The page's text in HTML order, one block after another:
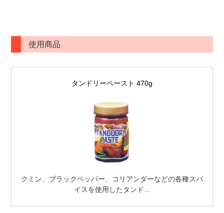
使用商品
タンドリーペースト 470g
クミン、ブラックペッパー、コリアンダーなどの各種スパ
イスを使用したタンド...